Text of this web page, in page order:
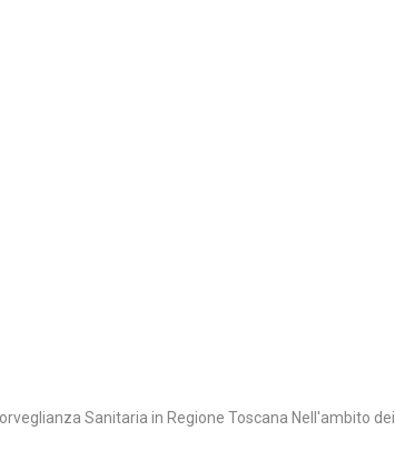
Sanitaria in Regione Toscana Nell'ambito dei